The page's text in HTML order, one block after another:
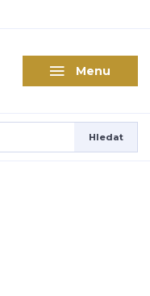
Menu
Hledat